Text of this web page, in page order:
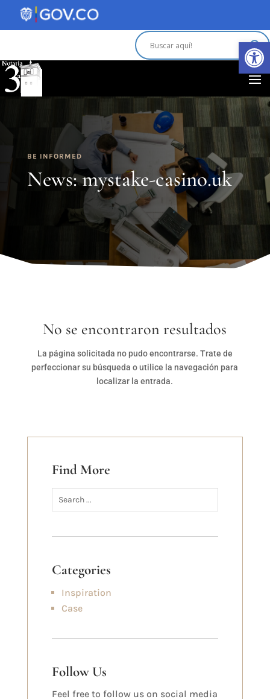
Abrir
BE INFORMED
News: mystake-casino.uk
No se encontraron resultados
La página solicitada no pudo encontrarse. Trate de
perfeccionar su búsqueda o utilice la navegación para
localizar la entrada.
Find More
Categories
Inspiration
Case
Follow Us
Feel free to follow us on social media